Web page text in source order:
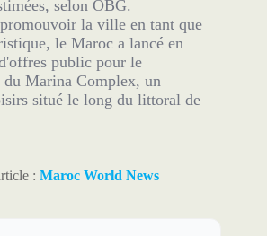
selon OBG.
la ville en tant que
le Maroc a lancé en
public pour le
du Marina Complex, un
situé le long du littoral de
: Maroc World News